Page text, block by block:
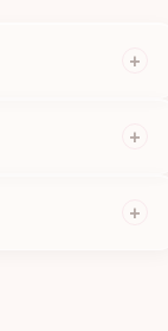
+
+
+